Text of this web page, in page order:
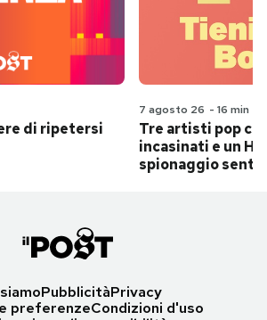
di ripetersi
7 agosto 26 - 16 min
Tre artisti pop
incasinati e un
spionaggio
PubblicitàPrivacy
preferenzeCondizioni d'uso